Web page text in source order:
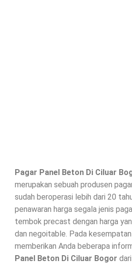
Pagar Panel Beton Di Ciluar
merupakan sebuah produsen
sudah beroperasi lebih dari 20
penawaran harga segala jenis
tembok precast dengan harga
dan negoitable. Pada kesempatan
memberikan Anda beberapa
Panel Beton Di Ciluar Bogor